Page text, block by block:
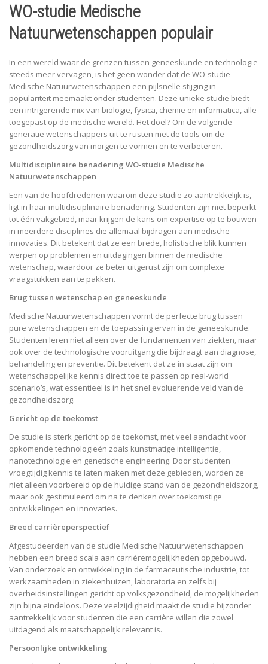
WO-studie Medische
Natuurwetenschappen populair
In een wereld waar de grenzen tussen geneeskunde en technologie
steeds meer vervagen, is het geen wonder dat de WO-studie
Medische Natuurwetenschappen een pijlsnelle stijging in
populariteit meemaakt onder studenten. Deze unieke studie biedt
een intrigerende mix van biologie, fysica, chemie en informatica, alle
toegepast op de medische wereld. Het doel? Om de volgende
generatie wetenschappers uit te rusten met de tools om de
gezondheidszorg van morgen te vormen en te verbeteren.
Multidisciplinaire benadering WO-studie Medische
Natuurwetenschappen
Een van de hoofdredenen waarom deze studie zo aantrekkelijk is,
ligt in haar multidisciplinaire benadering. Studenten zijn niet beperkt
tot één vakgebied, maar krijgen de kans om expertise op te bouwen
in meerdere disciplines die allemaal bijdragen aan medische
innovaties. Dit betekent dat ze een brede, holistische blik kunnen
werpen op problemen en uitdagingen binnen de medische
wetenschap, waardoor ze beter uitgerust zijn om complexe
vraagstukken aan te pakken.
Brug tussen wetenschap en geneeskunde
Medische Natuurwetenschappen vormt de perfecte brug tussen
pure wetenschappen en de toepassing ervan in de geneeskunde.
Studenten leren niet alleen over de fundamenten van ziekten, maar
ook over de technologische vooruitgang die bijdraagt aan diagnose,
behandeling en preventie. Dit betekent dat ze in staat zijn om
wetenschappelijke kennis direct toe te passen op real-world
scenario’s, wat essentieel is in het snel evoluerende veld van de
gezondheidszorg.
Gericht op de toekomst
De studie is sterk gericht op de toekomst, met veel aandacht voor
opkomende technologieën zoals kunstmatige intelligentie,
nanotechnologie en genetische engineering. Door studenten
vroegtijdig kennis te laten maken met deze gebieden, worden ze
niet alleen voorbereid op de huidige stand van de gezondheidszorg,
maar ook gestimuleerd om na te denken over toekomstige
ontwikkelingen en innovaties.
Breed carrièreperspectief
Afgestudeerden van de studie Medische Natuurwetenschappen
hebben een breed scala aan carrièremogelijkheden opgebouwd.
Van onderzoek en ontwikkeling in de farmaceutische industrie, tot
werkzaamheden in ziekenhuizen, laboratoria en zelfs bij
overheidsinstellingen gericht op volksgezondheid, de mogelijkheden
zijn bijna eindeloos. Deze veelzijdigheid maakt de studie bijzonder
aantrekkelijk voor studenten die een carrière willen die zowel
uitdagend als maatschappelijk relevant is.
Persoonlijke ontwikkeling